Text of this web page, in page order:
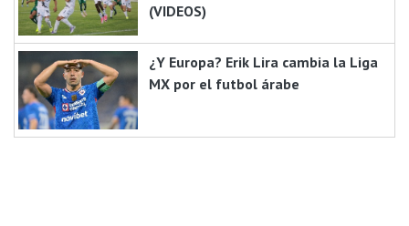
(VIDEOS)
¿Y Europa? Erik Lira cambia la Liga
MX por el futbol árabe